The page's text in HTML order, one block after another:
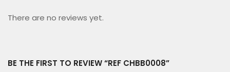
There are no reviews yet.
BE THE FIRST TO REVIEW “REF CHBB0008”